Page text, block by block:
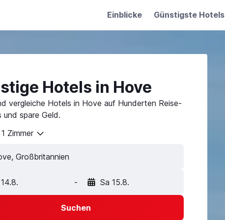
Einblicke Günstigste Hotels
Hotels in Hove
vergleiche Hotels in Hove auf Hunderten Reise-
und spare Geld.
Zimmer
- Sa 15.8.
Suchen